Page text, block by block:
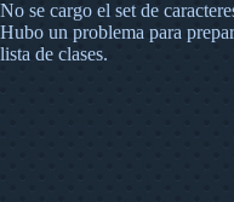
No se cargo el set de
Hubo un problema para
lista de clases.